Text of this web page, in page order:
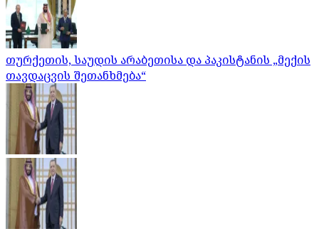
თურქეთის, საუდის არაბეთისა და პაკისტანის „მექის
თავდაცვის შეთანხმება“